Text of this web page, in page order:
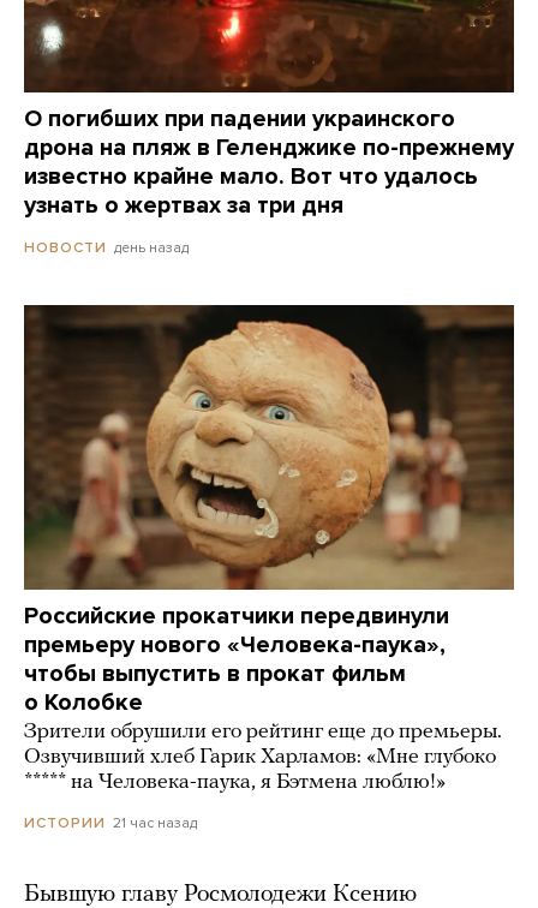
О погибших при падении украинского
дрона на пляж в Геленджике по-прежнему
известно крайне мало. Вот что удалось
узнать о жертвах за три дня
НОВОСТИ день назад
Российские прокатчики передвинули
премьеру нового «Человека-паука»,
чтобы выпустить в прокат фильм
о Колобке
Зрители обрушили его рейтинг еще до премьеры.
Озвучивший хлеб Гарик Харламов: «Мне глубоко
***** на Человека-паука, я Бэтмена люблю!»
ИСТОРИИ 21 час назад
Бывшую главу Росмолодежи Ксению